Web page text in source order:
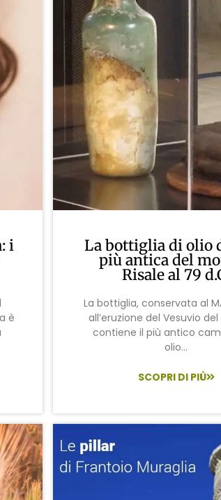
i
è
La bottiglia di olio
più antica del
Risale al 79
La bottiglia, conservata al
all’eruzione del Vesuvio
contiene il più antico
olio...
SCOPRI DI PIÙ